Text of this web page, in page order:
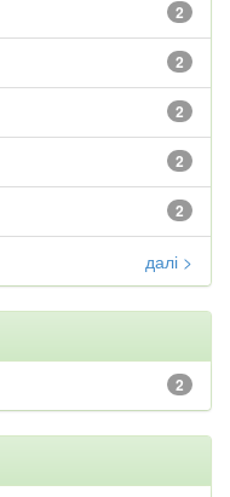
2
2
2
2
2
далі >
2